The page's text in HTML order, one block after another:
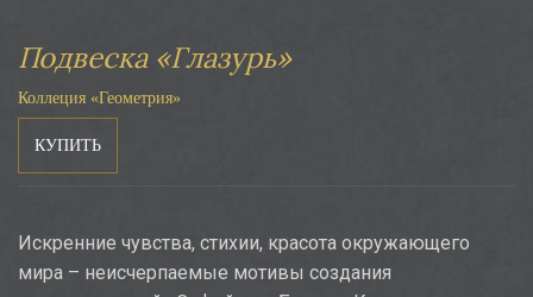
Подвеска «Глазурь»
Коллеция «Геометрия»
КУПИТЬ
Искренние чувства, стихии, красота окружающего
мира – неисчерпаемые мотивы создания